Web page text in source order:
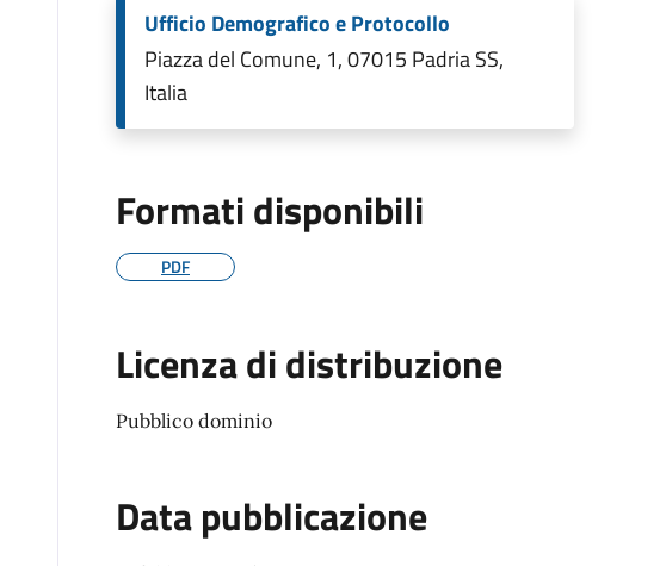
Ufficio Demografico e Protocollo
Piazza del Comune, 1, 07015 Padria SS,
Italia
Formati disponibili
PDF
Licenza di distribuzione
Pubblico dominio
Data pubblicazione